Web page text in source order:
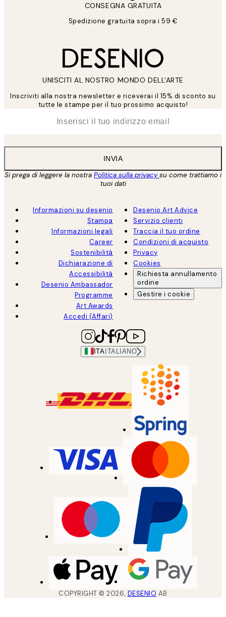
CONSEGNA GRATUITA
Spedizione gratuita sopra i 59 €
UNISCITI AL NOSTRO MONDO DELL'ARTE
Inscriviti alla nostra newsletter e riceverai il 15% di sconto su
tutte le stampe per il tuo prossimo acquisto!
INVIA
Si prega di leggere la nostra Politica sulla privacysu come trattiamo i
tuoi dati
Informazioni su desenio
Stampa
Informazioni legali
Career
Sostenibilità
Dichiarazione di
Accessibilità
Desenio Ambassador
Programme
Art Awards
Accedi (Affari)
Desenio Art Advice
Servizio clienti
Traccia il tuo ordine
Condizioni di acquisto
Privacy
Cookies
Richiesta annullamento
ordine
Gestire i cookie
ITA ITALIANO
COPYRIGHT ©2026, DESENIO AB